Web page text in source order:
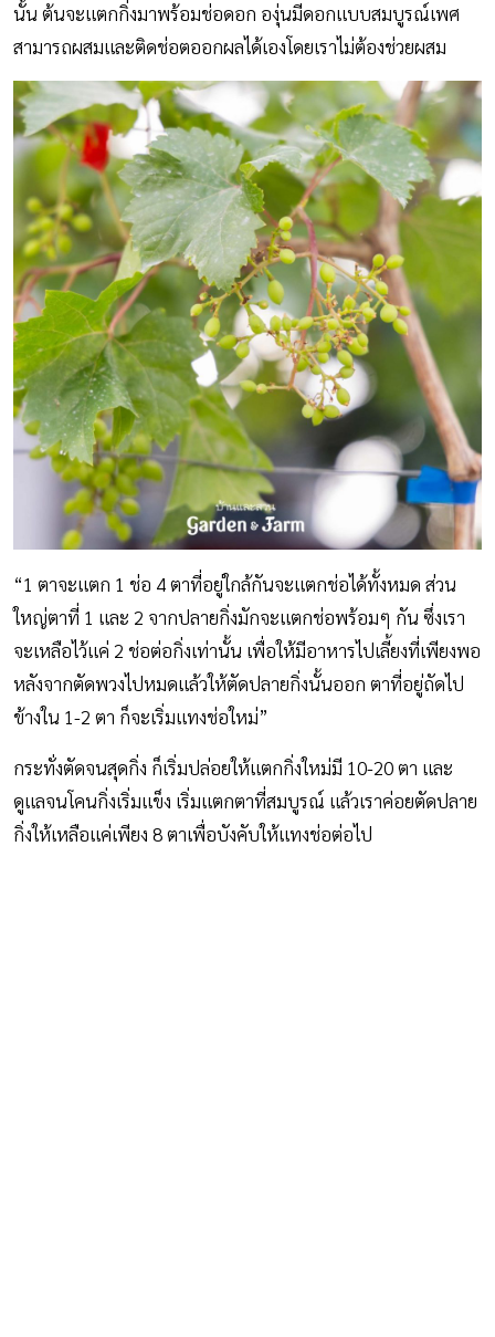
นั้น ต้นจะแตกกิ่งมาพร้อมช่อดอก องุ่นมีดอกแบบสมบูรณ์เพศ
สามารถผสมและติดช่อตออกผลได้เองโดยเราไม่ต้องช่วยผสม
“1 ตาจะแตก 1 ช่อ 4 ตาที่อยู่ใกล้กันจะแตกช่อได้ทั้งหมด ส่วน
ใหญ่ตาที่ 1 และ 2 จากปลายกิ่งมักจะแตกช่อพร้อมๆ กัน ซึ่งเรา
จะเหลือไว้แค่ 2 ช่อต่อกิ่งเท่านั้น เพื่อให้มีอาหารไปเลี้ยงที่เพียงพอ
หลังจากตัดพวงไปหมดแล้วให้ตัดปลายกิ่งนั้นออก ตาที่อยู่ถัดไป
ข้างใน 1-2 ตา ก็จะเริ่มแทงช่อใหม่”
กระทั่งตัดจนสุดกิ่ง ก็เริ่มปล่อยให้แตกกิ่งใหม่มี 10-20 ตา และ
ดูแลจนโคนกิ่งเริ่มแข็ง เริ่มแตกตาที่สมบูรณ์ แล้วเราค่อยตัดปลาย
กิ่งให้เหลือแค่เพียง 8 ตาเพื่อบังคับให้แทงช่อต่อไป